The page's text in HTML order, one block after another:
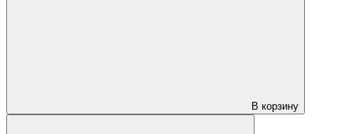
В корзину